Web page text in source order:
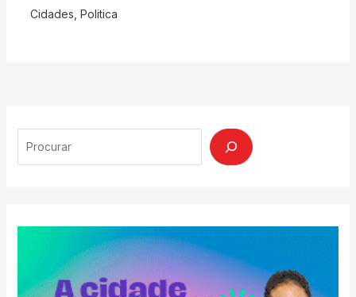
Cidades Politica